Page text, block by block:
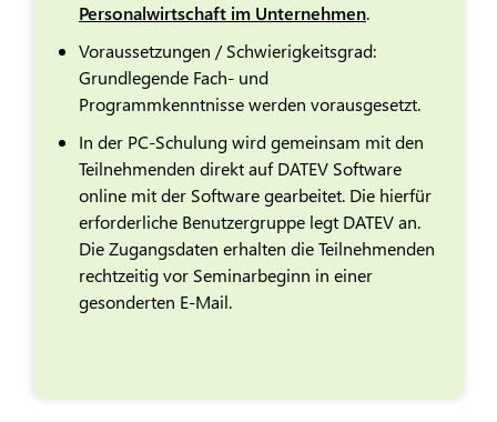
Personalwirtschaft im Unternehmen.
Voraussetzungen / Schwierigkeitsgrad:
Grundlegende Fach- und
Programmkenntnisse werden vorausgesetzt.
In der PC-Schulung wird gemeinsam mit den
Teilnehmenden direkt auf DATEV Software
online mit der Software gearbeitet. Die hierfür
erforderliche Benutzergruppe legt DATEV an.
Die Zugangsdaten erhalten die Teilnehmenden
rechtzeitig vor Seminarbeginn in einer
gesonderten E-Mail.